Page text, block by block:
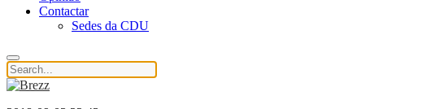
Contactar
Sedes da CDU